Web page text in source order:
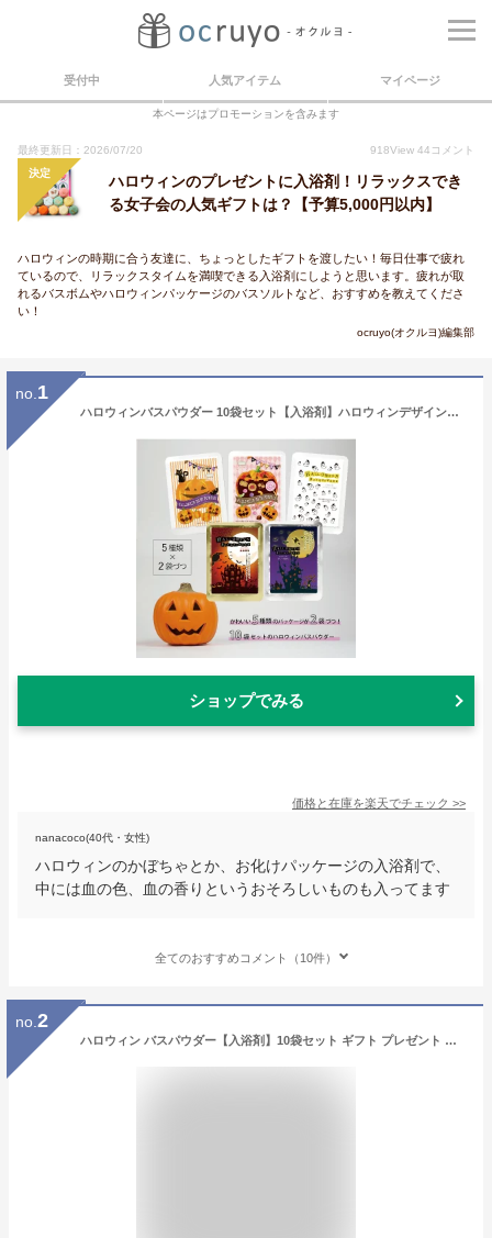
受付中 人気アイテム マイページ
本ページはプロモーションを含みます
最終更新日：2026/07/20 918View 44 コメント
決定
ハロウィンのプレゼントに入浴剤！リラックスでき
る女子会の人気ギフトは？【予算5,000円以内】
ハロウィンの時期に合う友達に、ちょっとしたギフトを渡したい！毎日仕事で疲れ
ているので、リラックスタイムを満喫できる入浴剤にしようと思います。疲れが取
れるバスボムやハロウィンパッケージのバスソルトなど、おすすめを教えてくださ
い！
ocruyo(オクルヨ)編集部
no. 1
ハロウィンバスパウダー 10袋セット【入浴剤】ハロウィンデザインのおしゃれな入浴剤 お歳暮 お子様と ハロウィン 季節限定 ギフト プチギフト 入浴剤 バスグッズ
ショップでみる
価格と在庫を楽天でチェック >>
nanacoco(40代・女性)
ハロウィンのかぼちゃとか、お化けパッケージの入浴剤で、
中には血の色、血の香りというおそろしいものも入ってます
全てのおすすめコメント（10件）
no. 2
ハロウィン バスパウダー【入浴剤】10袋セット ギフト プレゼント プチギフト [5種類×2袋づつ]